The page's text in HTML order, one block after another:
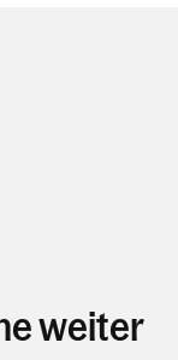
weiter